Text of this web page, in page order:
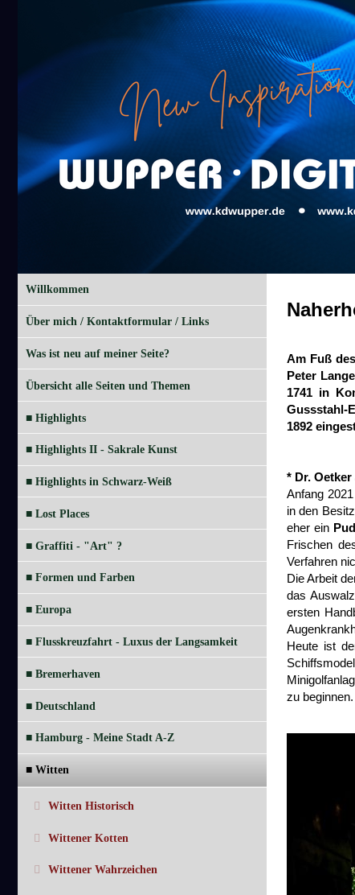
Willkommen
Über mich / Kontaktformular / Links
Was ist neu auf meiner Seite?
Übersicht alle Seiten und Themen
■ Highlights
■ Highlights II - Sakrale Kunst
■ Highlights in Schwarz-Weiß
■ Lost Places
■ Graffiti - "Art" ?
■ Formen und Farben
■ Europa
■ Flusskreuzfahrt - Luxus der Langsamkeit
■ Bremerhaven
■ Deutschland
■ Hamburg - Meine Stadt A-Z
■ Witten
Witten Historisch
Wittener Kotten
Wittener Wahrzeichen
Am Fuß
Peter
1741 in
Gussstahl-
1892
* Dr.
Anfang
in den
eher ein
Frischen
Verfahren
Die Arbeit
das
ersten
Heute ist
zu beginnen.